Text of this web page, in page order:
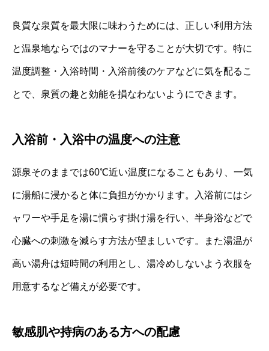
良質な泉質を最大限に味わうためには、正しい利用方法
と温泉地ならではのマナーを守ることが大切です。特に
温度調整・入浴時間・入浴前後のケアなどに気を配るこ
とで、泉質の趣と効能を損なわないようにできます。
入浴前・入浴中の温度への注意
源泉そのままでは60℃近い温度になることもあり、一気
に湯船に浸かると体に負担がかかります。入浴前にはシ
ャワーや手足を湯に慣らす掛け湯を行い、半身浴などで
心臓への刺激を減らす方法が望ましいです。また湯温が
高い湯舟は短時間の利用とし、湯冷めしないよう衣服を
用意するなど備えが必要です。
敏感肌や持病のある方への配慮